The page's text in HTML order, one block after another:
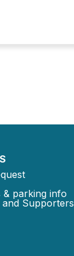
& parking info
Supporters